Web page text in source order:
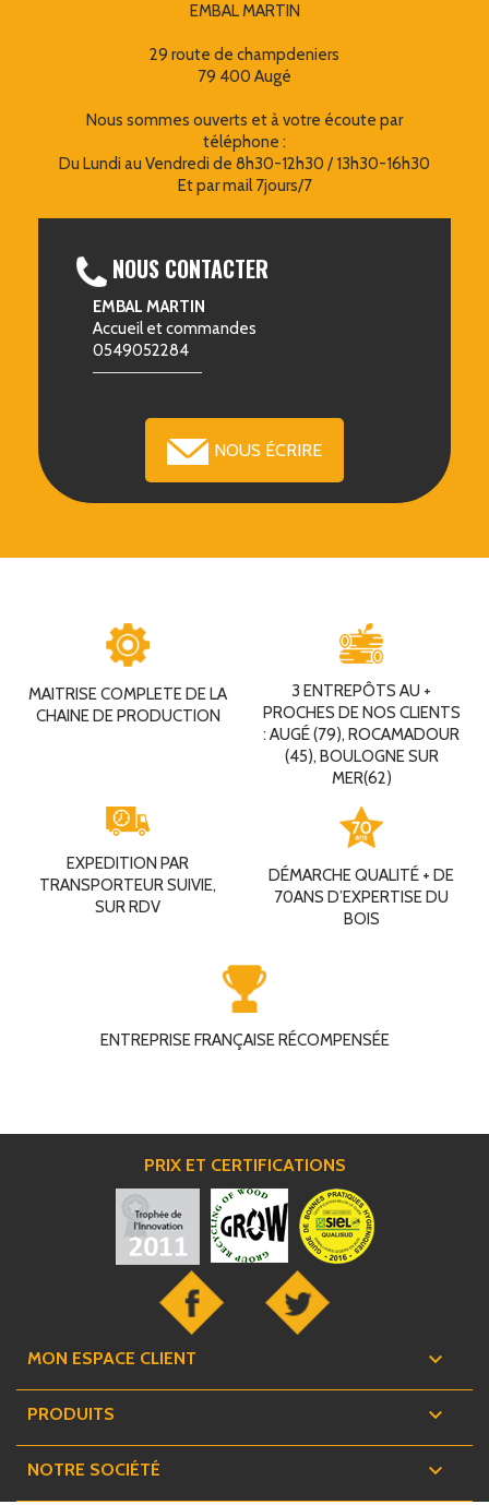
EMBAL MARTIN
29 route de champdeniers
79 400 Augé
Nous sommes ouverts et à votre écoute par
téléphone :
Du Lundi au Vendredi de 8h30-12h30 / 13h30-16h30
Et par mail 7jours/7
NOUS CONTACTER
EMBAL MARTIN
Accueil et commandes
0549052284
NOUS ÉCRIRE
MAITRISE COMPLETE DE LA
CHAINE DE PRODUCTION
3 ENTREPÔTS AU +
PROCHES DE NOS CLIENTS
: AUGÉ (79), ROCAMADOUR
(45), BOULOGNE SUR
MER(62)
EXPEDITION PAR
TRANSPORTEUR SUIVIE,
SUR RDV
DÉMARCHE QUALITÉ + DE
70ANS D’EXPERTISE DU
BOIS
ENTREPRISE FRANÇAISE RÉCOMPENSÉE
PRIX ET CERTIFICATIONS
MON ESPACE CLIENT 
PRODUITS 
NOTRE SOCIÉTÉ 